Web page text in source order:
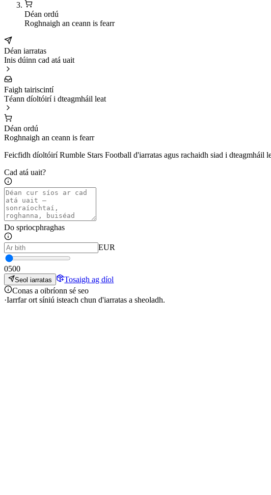
Déan ordú
Roghnaigh an ceann is fearr
Déan iarratas
Inis dúinn cad atá uait
Faigh tairiscintí
Téann díoltóirí i dteagmháil leat
Déan ordú
Roghnaigh an ceann is fearr
Feicfidh díoltóirí Rumble Stars Football d'iarratas agus rachaidh siad i dteagmháil
Cad atá uait?
Do spriocphraghas
EUR
0500
Seol iarratas
Tosaigh ag díol
Conas a oibríonn sé seo
·Iarrfar ort síniú isteach chun d'iarratas a sheoladh.